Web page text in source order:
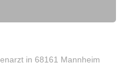
in 68161 Mannheim